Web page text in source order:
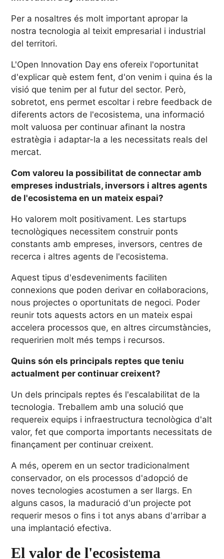
Per a nosaltres és molt important apropar la
nostra tecnologia al teixit empresarial i industrial
del territori.
L'Open Innovation Day ens ofereix l'oportunitat
d'explicar què estem fent, d'on venim i quina és la
visió que tenim per al futur del sector. Però,
sobretot, ens permet escoltar i rebre feedback de
diferents actors de l'ecosistema, una informació
molt valuosa per continuar afinant la nostra
estratègia i adaptar-la a les necessitats reals del
mercat.
Com valoreu la possibilitat de connectar amb
empreses industrials, inversors i altres agents
de l'ecosistema en un mateix espai?
Ho valorem molt positivament. Les startups
tecnològiques necessitem construir ponts
constants amb empreses, inversors, centres de
recerca i altres agents de l'ecosistema.
Aquest tipus d'esdeveniments faciliten
connexions que poden derivar en col·laboracions,
nous projectes o oportunitats de negoci. Poder
reunir tots aquests actors en un mateix espai
accelera processos que, en altres circumstàncies,
requeririen molt més temps i recursos.
Quins són els principals reptes que teniu
actualment per continuar creixent?
Un dels principals reptes és l'escalabilitat de la
tecnologia. Treballem amb una solució que
requereix equips i infraestructura tecnològica d'alt
valor, fet que comporta importants necessitats de
finançament per continuar creixent.
A més, operem en un sector tradicionalment
conservador, on els processos d'adopció de
noves tecnologies acostumen a ser llargs. En
alguns casos, la maduració d'un projecte pot
requerir mesos o fins i tot anys abans d'arribar a
una implantació efectiva.
El valor de l'ecosistema